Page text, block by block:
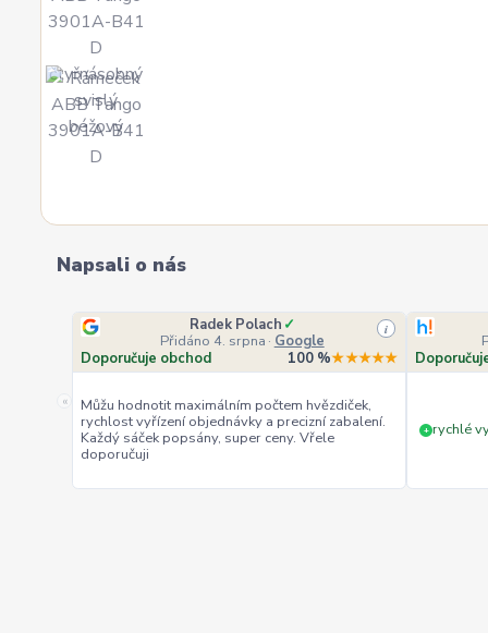
Napsali o nás
«
Radek Polach ✓
Přidáno 4. srpna · Google
i
Doporučuje obchod 100 %★★★★★
Můžu hodnotit maximálním počtem hvězdiček,
rychlost vyřízení objednávky a precizní zabalení.
Každý sáček popsány, super ceny. Vřele
doporučuji
+ rychlé